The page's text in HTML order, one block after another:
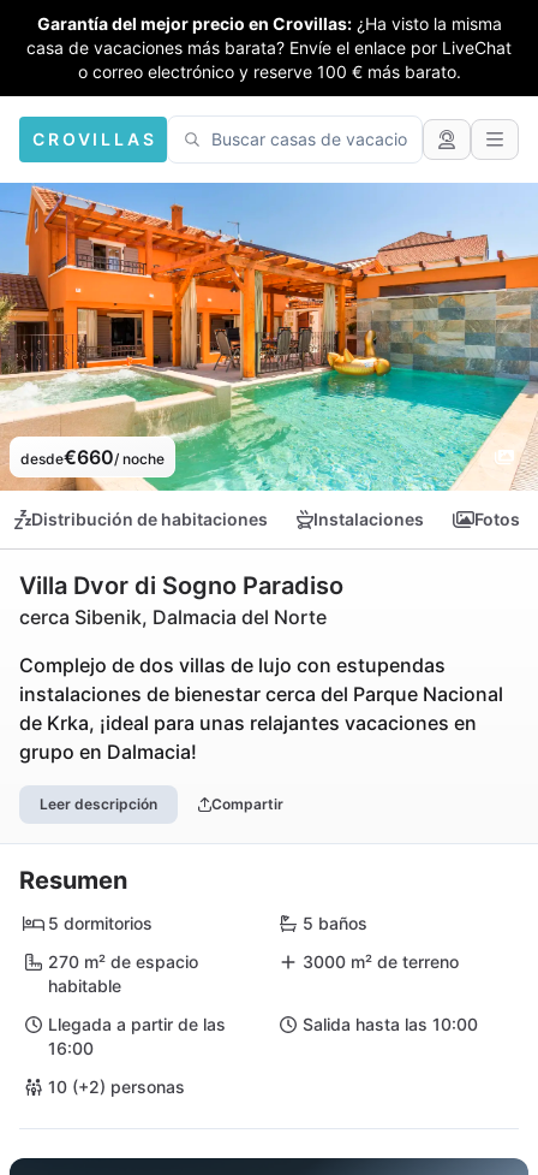
Garantía del mejor precio en Crovillas: ¿Ha visto la misma
casa de vacaciones más barata? Envíe el enlace por LiveChat
o correo electrónico y reserve 100 € más barato.
CROVILLAS
desde€660/ noche
Distribución de habitaciones Instalaciones Fotos
Villa Dvor di Sogno Paradiso
cerca Sibenik, Dalmacia del Norte
Complejo de dos villas de lujo con estupendas
instalaciones de bienestar cerca del Parque Nacional
de Krka, ¡ideal para unas relajantes vacaciones en
grupo en Dalmacia!
Leer descripción Compartir
Resumen
5 dormitorios
5 baños
270 m² de espacio
habitable
3000 m² de terreno
Llegada a partir de las
16:00
Salida hasta las 10:00
10 (+2) personas